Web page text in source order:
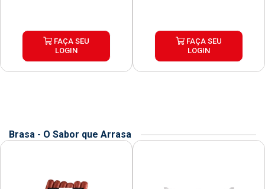
FAÇA SEU
LOGIN
FAÇA SEU
LOGIN
Brasa - O Sabor que Arrasa